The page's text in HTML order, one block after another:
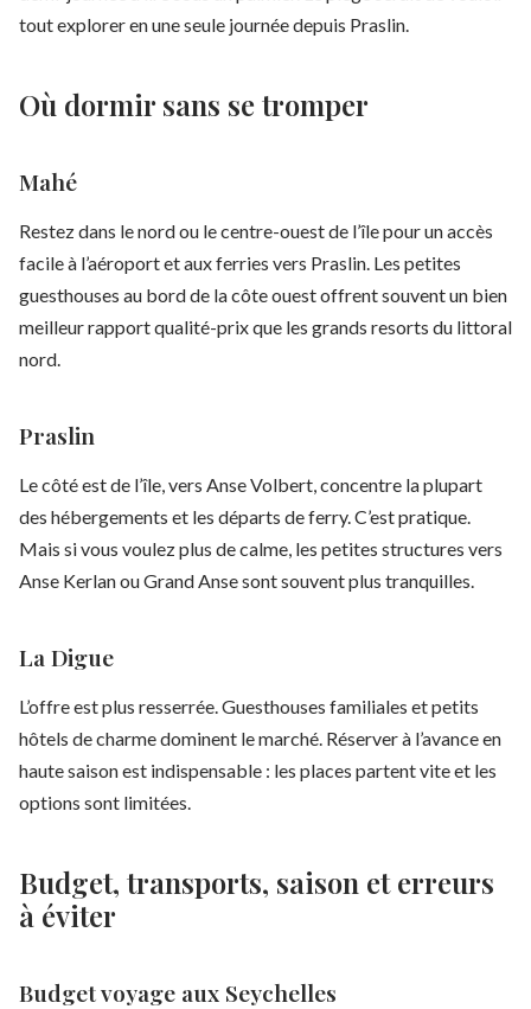
tout explorer en une seule journée depuis Praslin.
Où dormir sans se tromper
Mahé
Restez dans le nord ou le centre-ouest de l’île pour un accès
facile à l’aéroport et aux ferries vers Praslin. Les petites
guesthouses au bord de la côte ouest offrent souvent un bien
meilleur rapport qualité-prix que les grands resorts du littoral
nord.
Praslin
Le côté est de l’île, vers Anse Volbert, concentre la plupart
des hébergements et les départs de ferry. C’est pratique.
Mais si vous voulez plus de calme, les petites structures vers
Anse Kerlan ou Grand Anse sont souvent plus tranquilles.
La Digue
L’offre est plus resserrée. Guesthouses familiales et petits
hôtels de charme dominent le marché. Réserver à l’avance en
haute saison est indispensable : les places partent vite et les
options sont limitées.
Budget, transports, saison et erreurs
à éviter
Budget voyage aux Seychelles